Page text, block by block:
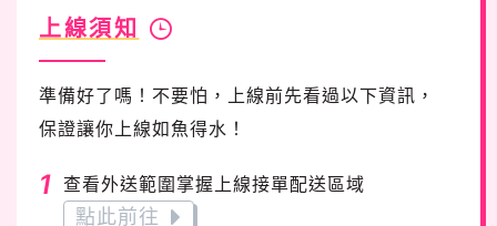
上線須知
準備好了嗎！不要怕，上線前先看過以下資訊，
保證讓你上線如魚得水！
1 查看外送範圍掌握上線接單配送區域
點此前往